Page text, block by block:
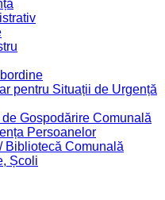
pentru Situații de Urgență
Gospodărire Comunală
Persoanelor
Bibliotecă Comunală
Școli